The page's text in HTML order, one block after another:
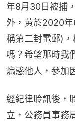
年8月30日被捕
外，黃於2020
稱第二封電郵)
嗎？希望那時我
煽惑他人，參加
經紀律聆訊後，
立，公務員事務